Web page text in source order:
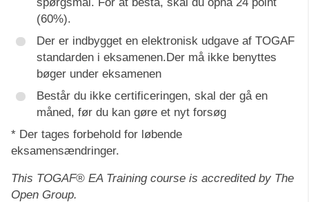
(60%).
Der er indbygget en elektronisk udgave af TOGAF
standarden i eksamenen.Der må ikke benyttes
bøger under eksamenen
Består du ikke certificeringen, skal der gå en
måned, før du kan gøre et nyt forsøg
* Der tages forbehold for løbende
eksamensændringer.
This TOGAF® EA Training course is accredited by The
Open Group.